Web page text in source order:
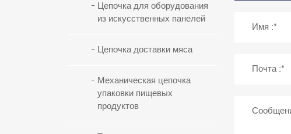
Цепочка для оборудования
из искусственных панелей
Цепочка доставки мяса
Механическая цепочка
упаковки пищевых
продуктов